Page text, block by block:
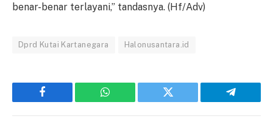
benar-benar terlayani,” tandasnya. (Hf/Adv)
Dprd Kutai Kartanegara Halonusantara.id
Facebook WhatsApp Twitter Telegram